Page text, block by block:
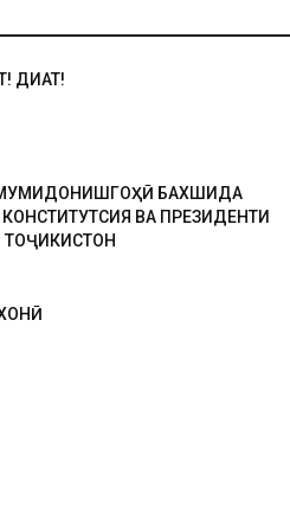
ДИҚҚАТ!
БАХШИДА
КОНСТИТУТСИЯ ВА ПРЕЗИДЕНТИ